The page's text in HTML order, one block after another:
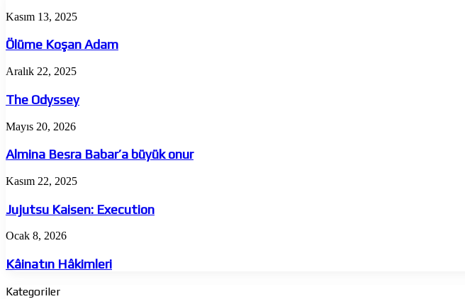
Ölüme
Adam
Kasım 13, 2025
Ölüme Koşan Adam
The
Aralık 22, 2025
The Odyssey
Almina
Babar’a
büyük
onur
Mayıs 20, 2026
Almina Besra Babar’a büyük onur
Jujutsu
Execution
Kasım 22, 2025
Jujutsu Kaisen: Execution
Kâinatın
Ocak 8, 2026
Kâinatın Hâkimleri
Kategoriler